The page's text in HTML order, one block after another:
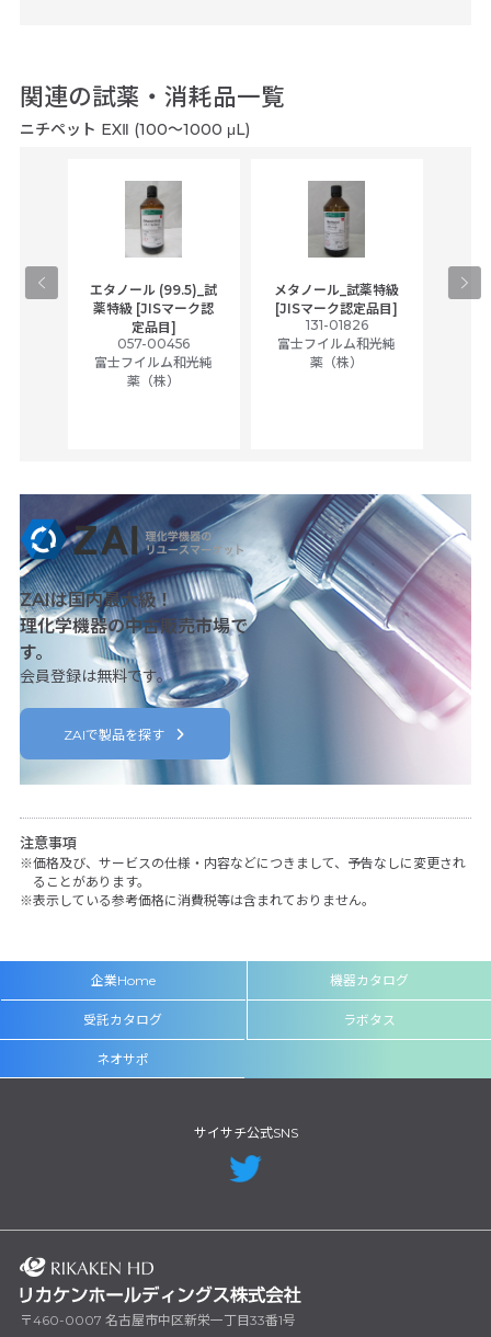
関連の試薬・消耗品一覧
ニチペット EXⅡ (100～1000 μL)
エタノール (99.5)_試
薬特級 [JISマーク認
定品目]
057-00456
富士フイルム和光純
薬（株）
メタノール_試薬特級
[JISマーク認定品目]
131-01826
富士フイルム和光純
薬（株）
ア
ZAIは国内最大級！
理化学機器の中古販売市場で
す。
会員登録は無料です。
ZAIで製品を探す
注意事項
価格及び、サービスの仕様・内容などにつきまして、予告なしに変更され
ることがあります。
表示している参考価格に消費税等は含まれておりません。
企業Home 機器カタログ
受託カタログ ラボタス
ネオサポ
サイサチ公式SNS
〒460-0007 名古屋市中区新栄一丁目33番1号